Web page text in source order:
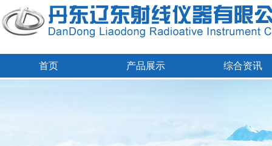
首页 产品展示 综合资讯